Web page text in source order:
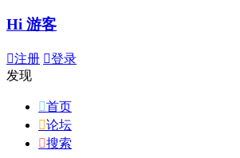
Hi 游客
注册 登录
发现
首页
论坛
搜索